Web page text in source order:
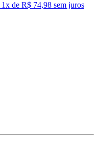
1x de R$ 74,98 sem juros